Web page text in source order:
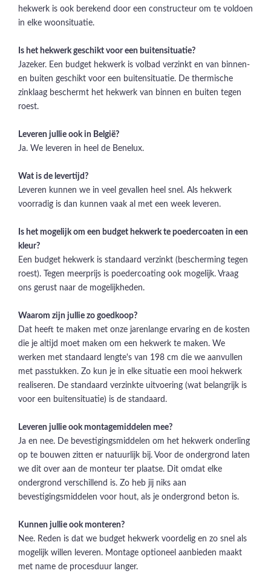
hekwerk is ook berekend door een constructeur om te voldoen
in elke woonsituatie.
Is het hekwerk geschikt voor een buitensituatie?
Jazeker. Een budget hekwerk is volbad verzinkt en van binnen-
en buiten geschikt voor een buitensituatie. De thermische
zinklaag beschermt het hekwerk van binnen en buiten tegen
roest.
Leveren jullie ook in België?
Ja. We leveren in heel de Benelux.
Wat is de levertijd?
Leveren kunnen we in veel gevallen heel snel. Als hekwerk
voorradig is dan kunnen vaak al met een week leveren.
Is het mogelijk om een budget hekwerk te poedercoaten in een
kleur?
Een budget hekwerk is standaard verzinkt (bescherming tegen
roest). Tegen meerprijs is poedercoating ook mogelijk. Vraag
ons gerust naar de mogelijkheden.
Waarom zijn jullie zo goedkoop?
Dat heeft te maken met onze jarenlange ervaring en de kosten
die je altijd moet maken om een hekwerk te maken. We
werken met standaard lengte's van 198 cm die we aanvullen
met passtukken. Zo kun je in elke situatie een mooi hekwerk
realiseren. De standaard verzinkte uitvoering (wat belangrijk is
voor een buitensituatie) is de standaard.
Leveren jullie ook montagemiddelen mee?
Ja en nee. De bevestigingsmiddelen om het hekwerk onderling
op te bouwen zitten er natuurlijk bij. Voor de ondergrond laten
we dit over aan de monteur ter plaatse. Dit omdat elke
ondergrond verschillend is. Zo heb jij niks aan
bevestigingsmiddelen voor hout, als je ondergrond beton is.
Kunnen jullie ook monteren?
Nee. Reden is dat we budget hekwerk voordelig en zo snel als
mogelijk willen leveren. Montage optioneel aanbieden maakt
met name de procesduur langer.